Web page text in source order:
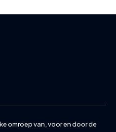
omroep van, voor en door de